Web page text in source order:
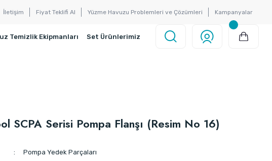
İletişim Fiyat Teklifi Al Yüzme Havuzu Problemleri ve Çözümleri Kampanyalar
Temizlik Ekipmanları Set Ürünlerimiz
SCPA Serisi Pompa Flanşı (Resim No 16)
Pompa Yedek Parçaları